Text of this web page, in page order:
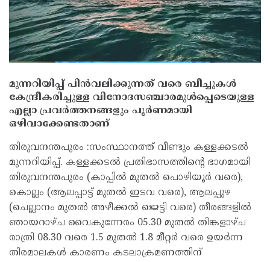
മുന്നറിയിപ്പ് പിൻവലിക്കുന്നത് വരെ ബീച്ചുകള്‍
കേന്ദ്രീകരിച്ചുള്ള വിനോദസഞ്ചാരമുള്‍പ്പെടെയുള്ള
എല്ലാ പ്രവർത്തനങ്ങളും പൂർണമായി
ഒഴിവാക്കേണ്ടതാണ്
തിരുവനന്തപുരം :സംസ്ഥാനത്ത് വീണ്ടും കള്ളക്കടല്‍
മുന്നറിയിപ്പ്. കള്ളക്കടല്‍ പ്രതിഭാസത്തിന്‍റെ ഭാഗമായി
തിരുവനന്തപുരം (കാപ്പില്‍ മുതല്‍ പൊഴിയൂർ വരെ),
കൊല്ലം (ആലപ്പാട്ട്‌ മുതല്‍ ഇടവ വരെ), ആലപ്പുഴ
(ചെല്ലാനം മുതല്‍ അഴീക്കല്‍ ജെട്ടി വരെ) തീരങ്ങളില്‍
ഞായറാഴ്ച വൈകുന്നേരം 05.30 മുതല്‍ തിങ്കളാഴ്ച
രാത്രി 08.30 വരെ 1.5 മുതല്‍ 1.8 മീറ്റർ വരെ ഉയർന്ന
തിരമാലകള്‍ കാരണം കടലാക്രമണത്തിന്